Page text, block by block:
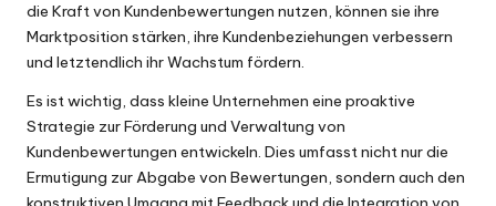
die Kraft von Kundenbewertungen nutzen, können sie ihre
Marktposition stärken, ihre Kundenbeziehungen verbessern
und letztendlich ihr Wachstum fördern.
Es ist wichtig, dass kleine Unternehmen eine proaktive
Strategie zur Förderung und Verwaltung von
Kundenbewertungen entwickeln. Dies umfasst nicht nur die
Ermutigung zur Abgabe von Bewertungen, sondern auch den